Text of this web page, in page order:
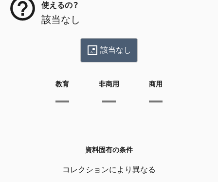
使えるの？
該当なし
該当なし
教育 非商用 商用
資料固有の条件
コレクションにより異なる